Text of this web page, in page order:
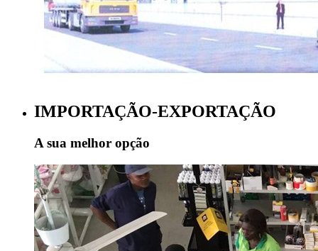
IMPORTAÇÃO-EXPORTAÇÃO
A sua melhor opção